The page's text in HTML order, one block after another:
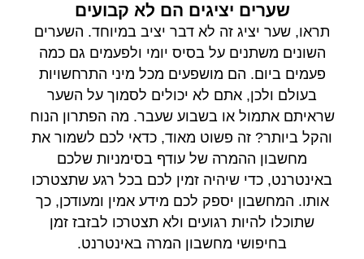
שערים יציגים הם לא קבועים
תראו, שער יציג זה לא דבר יציב במיוחד. השערים
השונים משתנים על בסיס יומי ולפעמים גם כמה
פעמים ביום. הם מושפעים מכל מיני התרחשויות
בעולם ולכן, אתם לא יכולים לסמוך על השער
שראיתם אתמול או בשבוע שעבר. מה הפתרון הנוח
והקל ביותר? זה פשוט מאוד, כדאי לכם לשמור את
מחשבון ההמרה של עודף בסימניות שלכם
באינטרנט, כדי שיהיה זמין לכם בכל רגע שתצטרכו
אותו. המחשבון יספק לכם מידע אמין ומעודכן, כך
שתוכלו להיות רגועים ולא תצטרכו לבזבז זמן
בחיפושי מחשבון המרה באינטרנט.